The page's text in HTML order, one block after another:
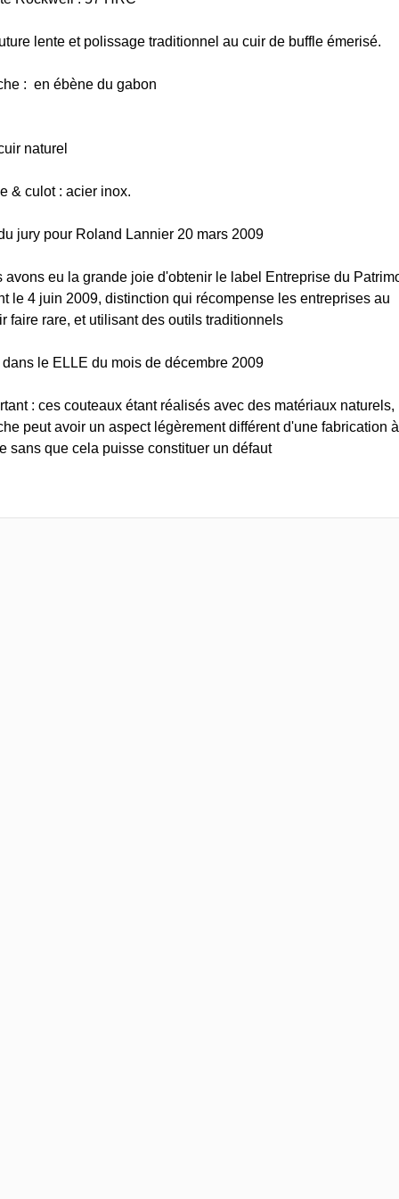
lente et polissage traditionnel au cuir de buffle émerisé.
: en ébène du gabon
naturel
& culot : acier inox.
jury pour Roland Lannier 20 mars 2009
avons eu la grande joie d'obtenir le label Entreprise du
le 4 juin 2009, distinction qui récompense les entreprises au
faire rare, et utilisant des outils traditionnels
le ELLE du mois de décembre 2009
: ces couteaux étant réalisés avec des matériaux naturels,
peut avoir un aspect légèrement différent d'une fabrication à
sans que cela puisse constituer un défaut